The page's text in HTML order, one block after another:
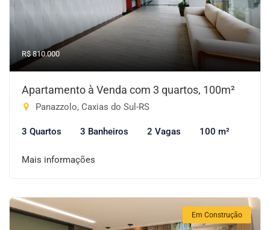
R$ 810.000
Apartamento à Venda com 3 quartos, 100m²
Panazzolo, Caxias do Sul-RS
3 Quartos 3 Banheiros 2 Vagas 100 m²
Mais informações
Em Construção